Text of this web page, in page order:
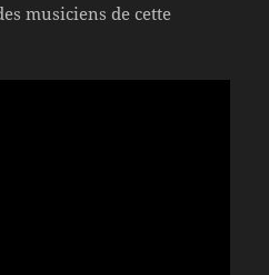
musiciens de cette